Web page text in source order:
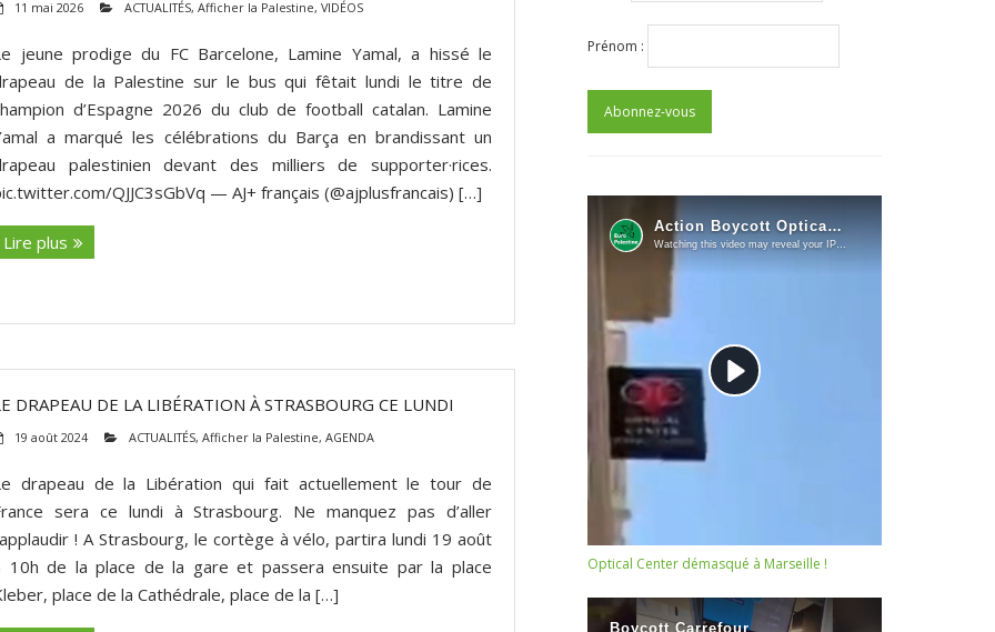
11 mai 2026 ACTUALITÉS,Afficher la Palestine,VIDÉOS
jeune prodige du FC Barcelone, Lamine Yamal, a hissé le
de la Palestine sur le bus qui fêtait lundi le titre de
d’Espagne 2026 du club de football catalan. Lamine
a marqué les célébrations du Barça en brandissant un
palestinien devant des milliers de supporter·rices.
QJJC3sGbVq — AJ+ français (@ajplusfrancais) […]
Lire plus
DRAPEAU DE LA LIBÉRATION À STRASBOURG CE LUNDI
19 août 2024 ACTUALITÉS,Afficher la Palestine,AGENDA
drapeau de la Libération qui fait actuellement le tour de
sera ce lundi à Strasbourg. Ne manquez pas d’aller
! A Strasbourg, le cortège à vélo, partira lundi 19 août
10h de la place de la gare et passera ensuite par la place
place de la Cathédrale, place de la […]
Prénom :
Optical Center démasqué à Marseille !